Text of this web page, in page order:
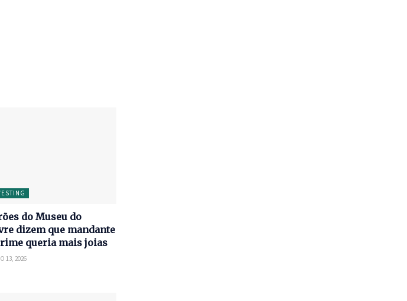
do Museu do
dizem que mandante
queria mais joias
13, 2026